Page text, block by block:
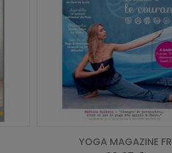
YOGA MAGAZINE FR